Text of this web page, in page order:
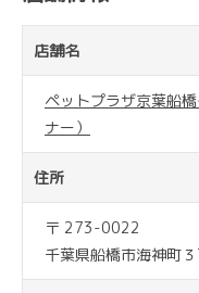
店舗名
ペットプラザ京葉船
ナー）
住所
〒 273-0022
千葉県船橋市海神町